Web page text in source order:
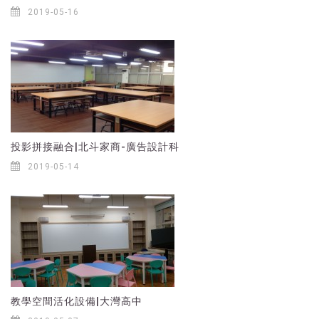
2019-05-16
投影拼接融合|北斗家商-廣告設計科
2019-05-14
教學空間活化設備|大灣高中